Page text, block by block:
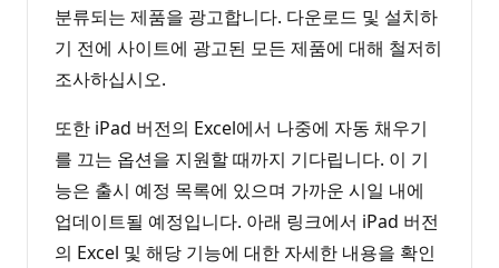
분류되는 제품을 광고합니다. 다운로드 및 설치하
기 전에 사이트에 광고된 모든 제품에 대해 철저히
조사하십시오.
또한 iPad 버전의 Excel에서 나중에 자동 채우기
를 끄는 옵션을 지원할 때까지 기다립니다. 이 기
능은 출시 예정 목록에 있으며 가까운 시일 내에
업데이트될 예정입니다. 아래 링크에서 iPad 버전
의 Excel 및 해당 기능에 대한 자세한 내용을 확인